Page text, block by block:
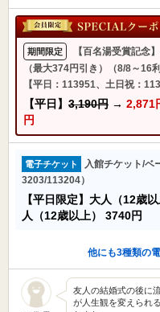
期間限定
【百名湯受賞記念
（最大374円引き）（8/8～16
【平日：113951、土日祝：
【平日】 3,190円 → 2,871
円
電子チケット
入館チケット/ベ
3203/113204）
【平日限定】大人（12歳以
人（12歳以上） 3740円
他にも3種類の
友人の結婚式の後に
が人生観を変えられ